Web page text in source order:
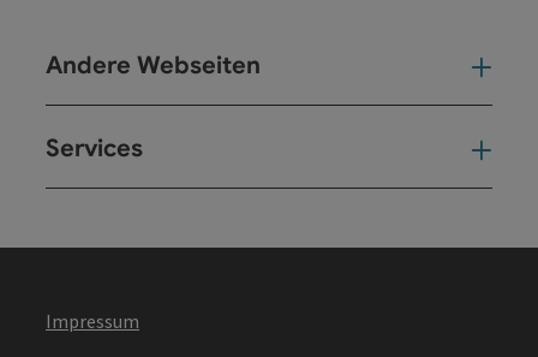
Andere Webseiten
Services
Impressum